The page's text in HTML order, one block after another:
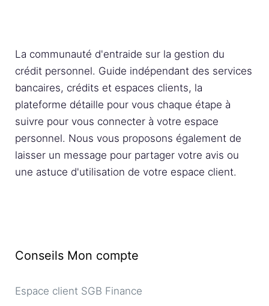
La communauté d'entraide sur la gestion du
crédit personnel. Guide indépendant des services
bancaires, crédits et espaces clients, la
plateforme détaille pour vous chaque étape à
suivre pour vous connecter à votre espace
personnel. Nous vous proposons également de
laisser un message pour partager votre avis ou
une astuce d'utilisation de votre espace client.
Conseils Mon compte
Espace client SGB Finance